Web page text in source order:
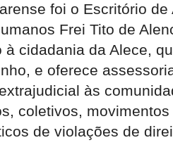
foi o Escritório
Frei Tito de
à cidadania da Alece,
e oferece
às
coletivos,
de violações de